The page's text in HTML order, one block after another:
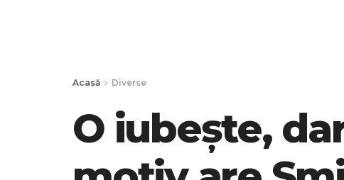
Acasă Diverse
O iubește,